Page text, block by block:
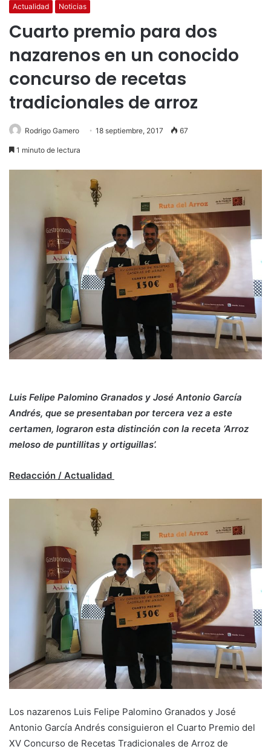
Actualidad Noticias
Cuarto premio para dos
nazarenos en un conocido
concurso de recetas
tradicionales de arroz
Rodrigo Gamero 18 septiembre, 2017 67
1 minuto de lectura
Luis Felipe Palomino Granados y José Antonio García
Andrés, que se presentaban por tercera vez a este
certamen, lograron esta distinción con la receta ‘Arroz
meloso de puntillitas y ortiguillas’.
Redacción / Actualidad
Los nazarenos Luis Felipe Palomino Granados y José
Antonio García Andrés consiguieron el Cuarto Premio del
XV Concurso de Recetas Tradicionales de Arroz de